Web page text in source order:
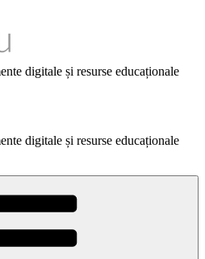
digitale și resurse educaționale
digitale și resurse educaționale